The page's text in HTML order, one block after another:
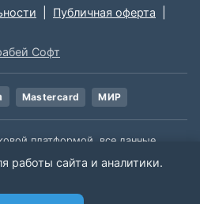
Публичная оферта
Софт
Mastercard МИР
платформой, все данные,
из открытых источников. Мы не
данной информации.
работы сайта и аналитики.